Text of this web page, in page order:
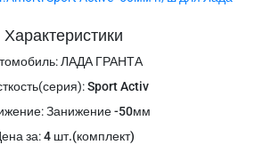
Характеристики
:ЛАДА ГРАНТА
:Sport Activ
:Занижение -50мм
за:4 шт.(комплект)